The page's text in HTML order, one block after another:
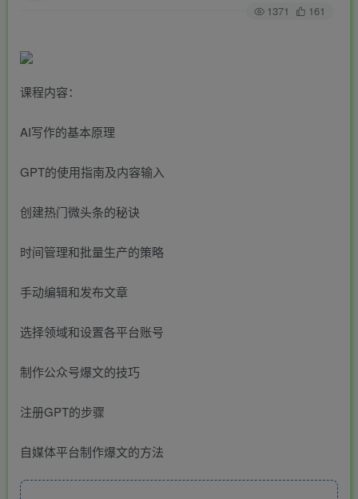
1371 161
课程内容：
AI写作的基本原理
GPT的使用指南及内容输入
创建热门微头条的秘诀
时间管理和批量生产的策略
手动编辑和发布文章
选择领域和设置各平台账号
制作公众号爆文的技巧
注册GPT的步骤
自媒体平台制作爆文的方法